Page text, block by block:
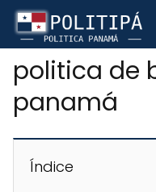
politica de
panamá
Índice